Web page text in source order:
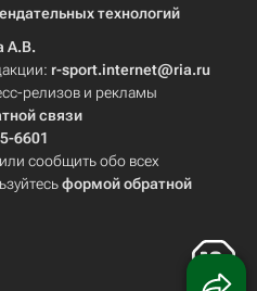
технологий
А.В.
r-sport.internet@ria.ru
релизов и рекламы
связи
6601
сообщить обо всех
формой обратной